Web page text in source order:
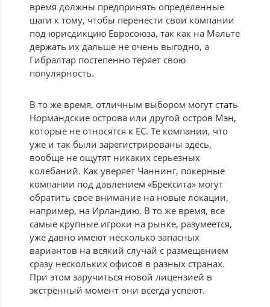
время должны предпринять определенные
шаги к тому, чтобы перенести свои компании
под юрисдикцию Евросоюза, так как на Мальте
держать их дальше не очень выгодно, а
Гибралтар постепенно теряет свою
популярность.
В то же время, отличным выбором могут стать
Нормандские острова или другой остров Мэн,
которые не относятся к ЕС. Те компании, что
уже и так были зарегистрированы здесь,
вообще не ощутят никаких серьезных
колебаний. Как уверяет Чаннинг, покерные
компании под давлением «Брексита» могут
обратить свое внимание на новые локации,
например, на Ирландию. В то же время, все
самые крупные игроки на рынке, разумеется,
уже давно имеют несколько запасных
вариантов на всякий случай с размещением
сразу нескольких офисов в разных странах.
При этом заручиться новой лицензией в
экстренный момент они всегда успеют.